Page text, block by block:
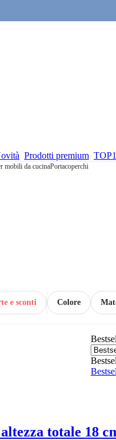
Prodotti premium
mobili da cucinaPortacoperchi
e sconti Colore
totale 18